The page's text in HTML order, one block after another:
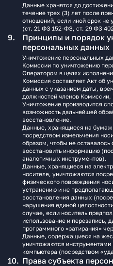
Данные хранятся до
течение трех (3) лет после
отношений, если иной срок не
(ст. 21 ФЗ 152-ФЗ, ст. 29 ФЗ
Принципы и порядок
персональных данных
Уничтожение персональных
Комиссии по уничтожению
Оператором в целях
Комиссия составляет Акт об
данных с указанием даты,
должностей членов
Уничтожение производится
возможность дальнейшей
восстановление.
Данные, хранящиеся на
посредством измельчения
образом, чтобы не
восстановить информацию
аналогичных инструментов).
Данные, хранящиеся на
носителе, уничтожаются
физического повреждения
устранению и не
восстановления данных
нарушения единой
случае, если носитель
использование и перезапись,
программного «затирания»
Данные, содержащиеся на
уничтожаются
компьютера (посредством
Права субъекта